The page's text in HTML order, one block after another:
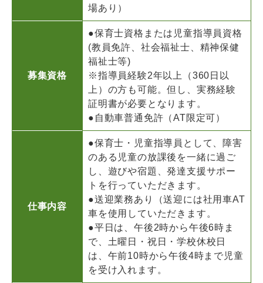
場あり）
募集資格
●保育士資格または児童指導員資格
(教員免許、社会福祉士、精神保健
福祉士等)
※指導員経験2年以上（360日以
上）の方も可能。但し、実務経験
証明書が必要となります。
●自動車普通免許（AT限定可）
仕事内容
●保育士・児童指導員として、障害
のある児童の放課後を一緒に過ご
し、遊びや宿題、発達支援サポー
トを行っていただきます。
●送迎業務あり（送迎には社用車AT
車を使用していただきます。
●平日は、午後2時から午後6時ま
で、土曜日・祝日・学校休校日
は、午前10時から午後4時まで児童
を受け入れます。